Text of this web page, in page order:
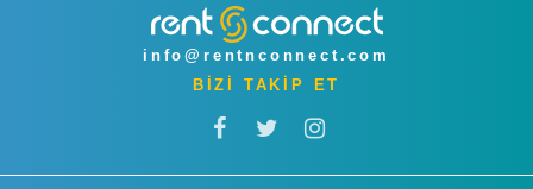
info@rentnconnect.com
BİZİ TAKİP ET